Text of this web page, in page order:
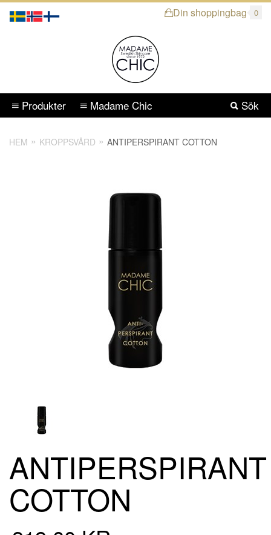
Din shoppingbag 0
Sök
Produkter Madame Chic
HEM KROPPSVÅRD ANTIPERSPIRANT COTTON
ANTIPERSPIRANT
COTTON